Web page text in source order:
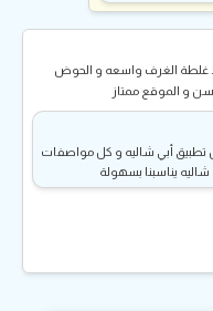
غلطة الغرف واسعه و الحوض
و الموقع ممتاز
أبي شاليه و كل مواصفات
شاليه يناسبنا بسهولة